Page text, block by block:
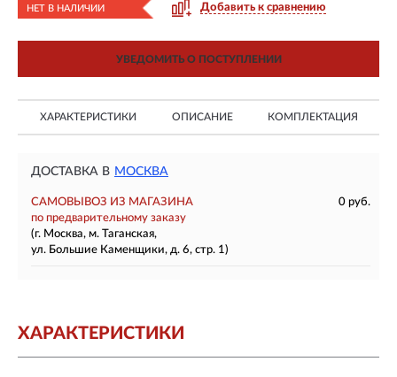
НЕТ В НАЛИЧИИ Добавить к сравнению
УВЕДОМИТЬ О ПОСТУПЛЕНИИ
ХАРАКТЕРИСТИКИ ОПИСАНИЕ КОМПЛЕКТАЦИЯ
ДОСТАВКА В МОСКВА
САМОВЫВОЗ ИЗ МАГАЗИНА
0 руб.
по предварительному заказу
(г. Москва, м. Таганская,
ул. Большие Каменщики, д. 6, стр. 1)
ХАРАКТЕРИСТИКИ